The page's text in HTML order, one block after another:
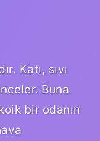
Katı, sıvı
Buna
bir odanın